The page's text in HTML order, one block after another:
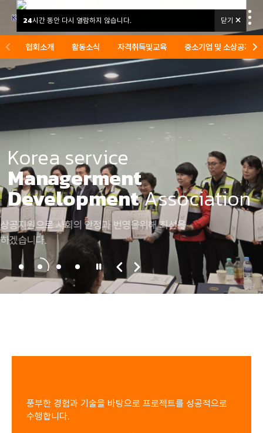
24시간 동안 다시 열람하지 않습니다. 닫기
협회소개 활동소식 자격취득및교육 중소기업 및 소상공지원
협회소개
활동소식
자격취득및교육
중소기업 및 소상공지원
관련기관 및 커뮤니티
Korea service
Managerment
DevelopmentAssociation
소상공지원으로 사회의 안정과 번영을위해 최선을
다하겠습니다.
풍부한 경험과 기술을 바탕으로 프로젝트를 성공적으로
수행합니다.